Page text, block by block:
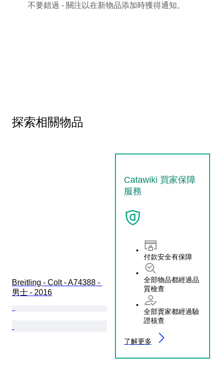
不要錯過 - 關注以在新物品添加時獲得通知。
探索相關物品
Catawiki 買家保障
服務
付款安全有保障
全部物品都經過品
質檢查
全部賣家都經過驗
證核查
了解更多
Breitling - Colt - A74388 -
男士 - 2016